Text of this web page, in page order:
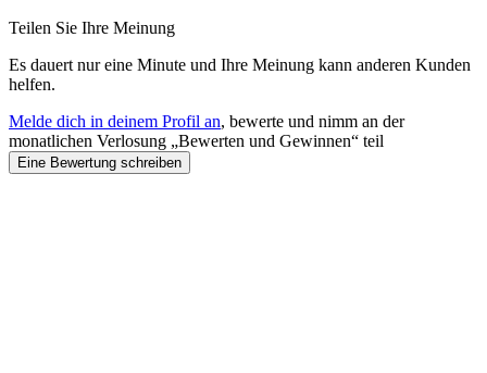
Teilen Sie Ihre Meinung
Es dauert nur eine Minute und Ihre Meinung kann anderen Kunden
helfen.
Melde dich in deinem Profil an, bewerte und nimm an der
monatlichen Verlosung „Bewerten und Gewinnen“ teil
Eine Bewertung schreiben